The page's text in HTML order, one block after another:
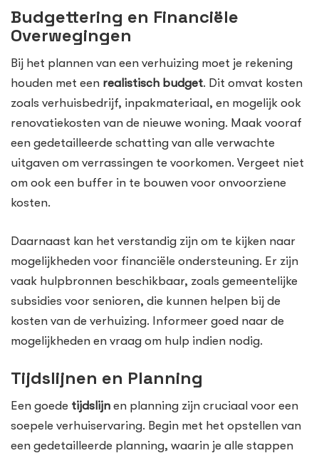
Budgettering en Financiële
Overwegingen
Bij het plannen van een verhuizing moet je rekening
houden met een realistisch budget. Dit omvat kosten
zoals verhuisbedrijf, inpakmateriaal, en mogelijk ook
renovatiekosten van de nieuwe woning. Maak vooraf
een gedetailleerde schatting van alle verwachte
uitgaven om verrassingen te voorkomen. Vergeet niet
om ook een buffer in te bouwen voor onvoorziene
kosten.
Daarnaast kan het verstandig zijn om te kijken naar
mogelijkheden voor financiële ondersteuning. Er zijn
vaak hulpbronnen beschikbaar, zoals gemeentelijke
subsidies voor senioren, die kunnen helpen bij de
kosten van de verhuizing. Informeer goed naar de
mogelijkheden en vraag om hulp indien nodig.
Tijdslijnen en Planning
Een goede tijdslijn en planning zijn cruciaal voor een
soepele verhuiservaring. Begin met het opstellen van
een gedetailleerde planning, waarin je alle stappen